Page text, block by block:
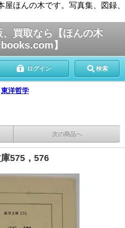
ほんの木です。写真集、図録、
買取なら【ほんの木
】
ログイン 検索
東洋哲学
次の商品へ
575，576